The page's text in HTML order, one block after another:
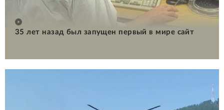
35 лет назад был запущен первый в мире сайт